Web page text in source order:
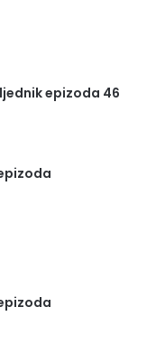
epizoda 46